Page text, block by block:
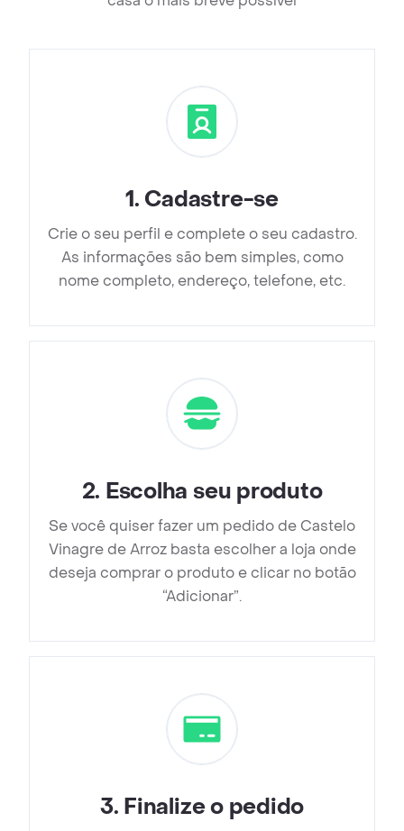
1. Cadastre-se
Crie o seu perfil e complete o seu cadastro.
As informações são bem simples, como
nome completo, endereço, telefone, etc.
2. Escolha seu produto
Se você quiser fazer um pedido de Castelo
Vinagre de Arroz basta escolher a loja onde
deseja comprar o produto e clicar no botão
“Adicionar”.
3. Finalize o pedido